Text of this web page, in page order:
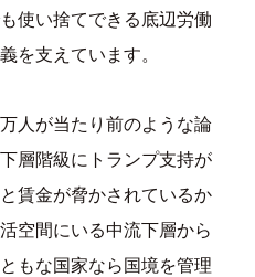
使い捨てできる底辺労働
を支えています。
人が当たり前のような論
層階級にトランプ支持が
賃金が脅かされているか
空間にいる中流下層から
もな国家なら国境を管理